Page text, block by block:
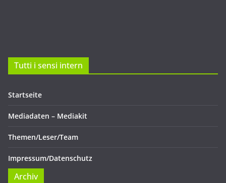
Tutti i sensi intern
Startseite
Mediadaten – Mediakit
Themen/Leser/Team
Impressum/Datenschutz
Archiv